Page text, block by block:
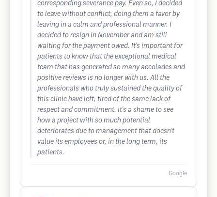
corresponding severance pay. Even so, I decided
to leave without conflict, doing them a favor by
leaving in a calm and professional manner. I
decided to resign in November and am still
waiting for the payment owed. It's important for
patients to know that the exceptional medical
team that has generated so many accolades and
positive reviews is no longer with us. All the
professionals who truly sustained the quality of
this clinic have left, tired of the same lack of
respect and commitment. It's a shame to see
how a project with so much potential
deteriorates due to management that doesn't
value its employees or, in the long term, its
patients.
Google